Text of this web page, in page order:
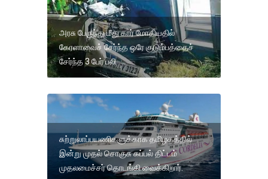
அரசு பேருந்து மீது கார் மோதியதில்
கேரளாவைச் சேர்ந்த ஒரே குடும்பத்தைச்
சேர்ந்த 3 பேர் பலி
சுற்றுலாப்பயணிகளுக்காக தமிழகத்தில்
இன்று முதல் சொகுசு கப்பல் திட்டம்
முதலமைச்சர் தொடங்கி வைக்கிறார்.